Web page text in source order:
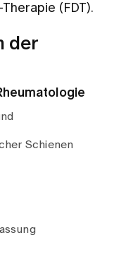
(FDT).
der
Schienen